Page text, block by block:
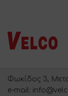
Φωκίδος 3,
e-mail: